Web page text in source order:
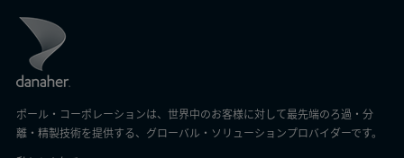
ポール・コーポレーションは、世界中のお客様に対して最先端のろ過・分
離・精製技術を提供する、グローバル・ソリューションプロバイダーです。